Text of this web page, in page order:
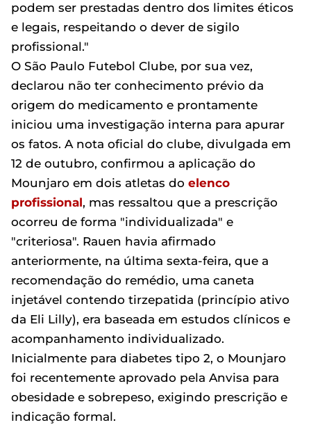
podem ser prestadas dentro dos limites éticos
e legais, respeitando o dever de sigilo
profissional."
O São Paulo Futebol Clube, por sua vez,
declarou não ter conhecimento prévio da
origem do medicamento e prontamente
iniciou uma investigação interna para apurar
os fatos. A nota oficial do clube, divulgada em
12 de outubro, confirmou a aplicação do
Mounjaro em dois atletas do elenco
profissional, mas ressaltou que a prescrição
ocorreu de forma "individualizada" e
"criteriosa". Rauen havia afirmado
anteriormente, na última sexta-feira, que a
recomendação do remédio, uma caneta
injetável contendo tirzepatida (princípio ativo
da Eli Lilly), era baseada em estudos clínicos e
acompanhamento individualizado.
Inicialmente para diabetes tipo 2, o Mounjaro
foi recentemente aprovado pela Anvisa para
obesidade e sobrepeso, exigindo prescrição e
indicação formal.